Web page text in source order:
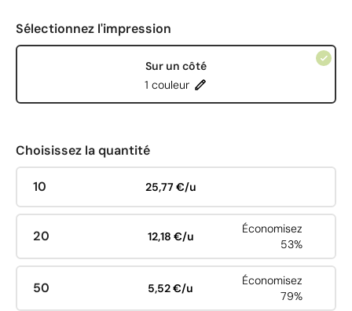
Sélectionnez l'impression
Sur un côté
1 couleur
Choisissez la quantité
10 25,77 €/u
20 12,18 €/u
Économisez
53%
50 5,52 €/u
Économisez
79%